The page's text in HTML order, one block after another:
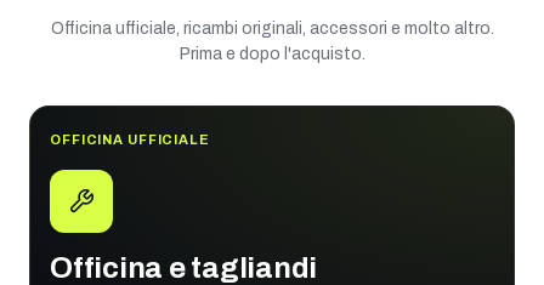
Officina ufficiale, ricambi originali, accessori e molto altro.
Prima e dopo l'acquisto.
OFFICINA UFFICIALE
Officina e tagliandi